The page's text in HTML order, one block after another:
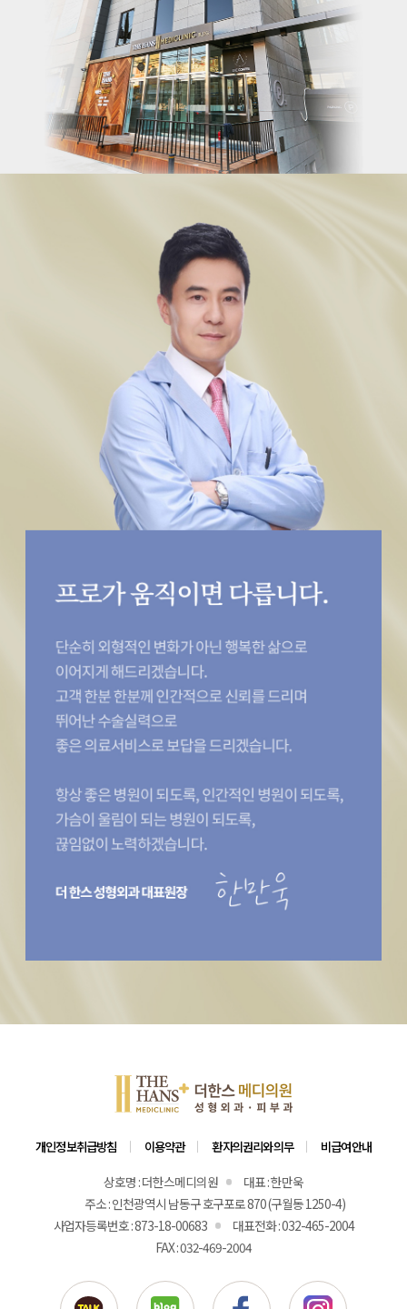
개인정보취급방침 이용약관 환자의권리와의무
비급여안내
상호명 : 더한스메디의원
대표 : 한만욱
주소 : 인천광역시 남동구 호구포로 870 (구월동 1250-4)
사업자등록번호 : 873-18-00683
대표전화 : 032-465-2004
FAX : 032-469-2004